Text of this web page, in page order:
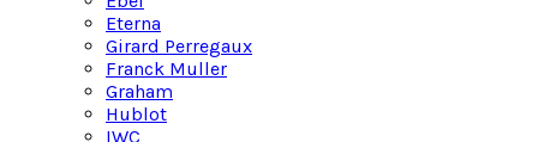
Eterna
Girard Perregaux
Franck Muller
Graham
Hublot
IWC